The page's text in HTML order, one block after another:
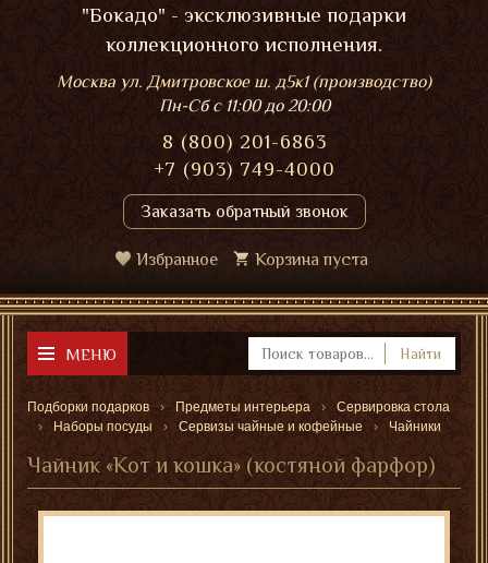
"Бокадо" - эксклюзивные подарки
коллекционного исполнения.
Москва ул. Дмитровское ш. д5к1 (производство)
Пн-Сбс 11:00 до 20:00
8 (800) 201-6863
+7 (903) 749-4000
Заказать обратный звонок
Избранное Корзина пуста
МЕНЮ Найти
Подборки подарков Предметы интерьера
Сервировка стола
Наборы посуды
Сервизы чайные и кофейные Чайники
Чайник «Кот и кошка» (костяной фарфор)